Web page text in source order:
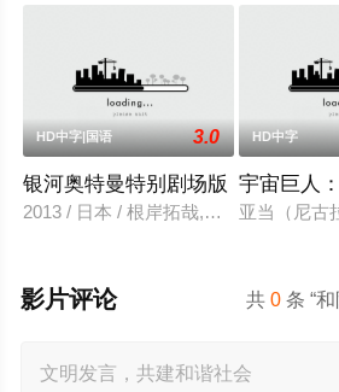
HD中字|国语 3.0
银河奥特曼特别剧场版
2013 / 日本 / 根岸拓哉,宫武美樱,大野
HD中字
宇宙巨人
亚当（尼古
共0 条 “
影片评论